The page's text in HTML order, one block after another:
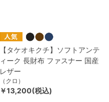
【タケオキクチ】ソフトアンテ
ィーク 長財布 ファスナー 国産
レザー
（クロ）
￥13,200(税込)